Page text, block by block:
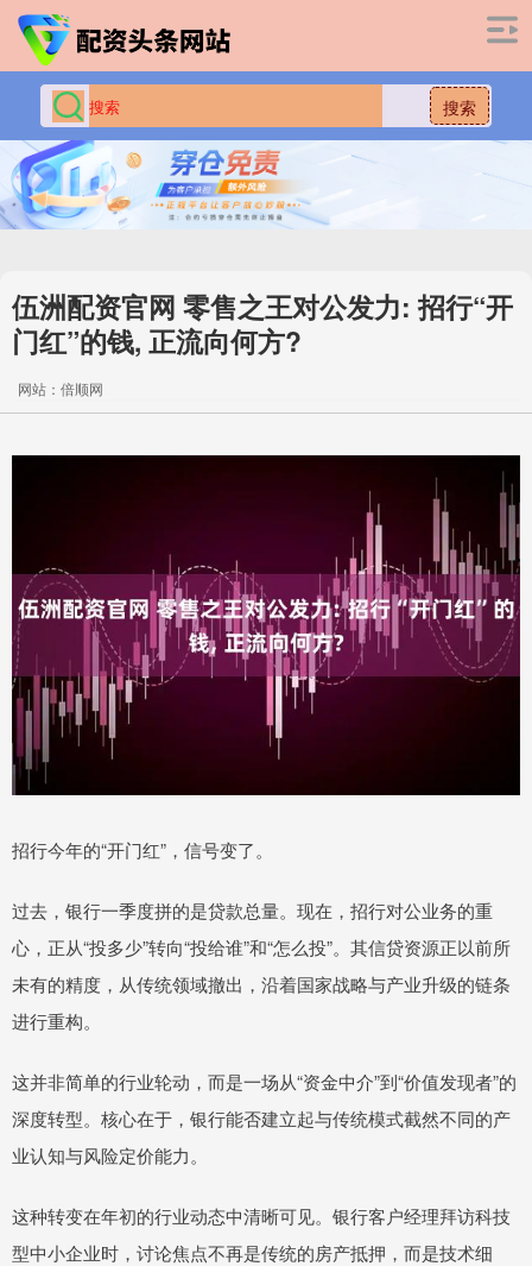
搜索
伍洲配资官网 零售之王对公发力: 招行“开
门红”的钱, 正流向何方?
网站：倍顺网
招行今年的“开门红”，信号变了。
过去，银行一季度拼的是贷款总量。现在，招行对公业务的重
心，正从“投多少”转向“投给谁”和“怎么投”。其信贷资源正以前所
未有的精度，从传统领域撤出，沿着国家战略与产业升级的链条
进行重构。
这并非简单的行业轮动，而是一场从“资金中介”到“价值发现者”的
深度转型。核心在于，银行能否建立起与传统模式截然不同的产
业认知与风险定价能力。
这种转变在年初的行业动态中清晰可见。银行客户经理拜访科技
型中小企业时，讨论焦点不再是传统的房产抵押，而是技术细